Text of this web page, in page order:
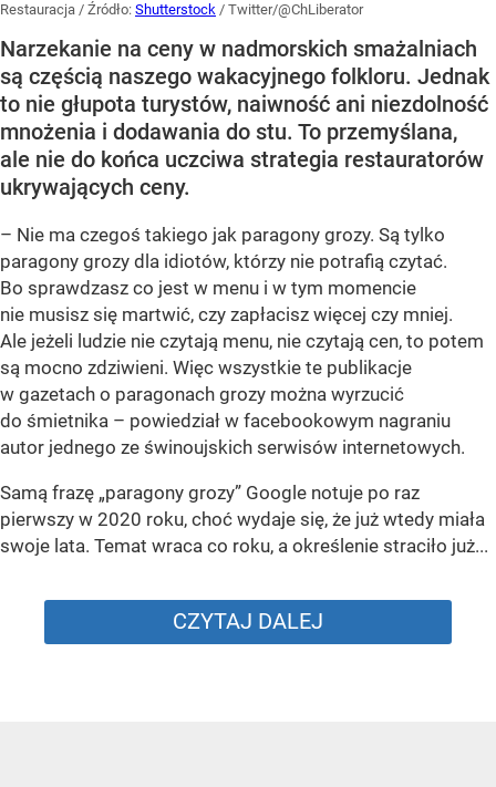
Restauracja / Źródło: Shutterstock / Twitter/@ChLiberator
Narzekanie na ceny w nadmorskich smażalniach
są częścią naszego wakacyjnego folkloru. Jednak
to nie głupota turystów, naiwność ani niezdolność
mnożenia i dodawania do stu. To przemyślana,
ale nie do końca uczciwa strategia restauratorów
ukrywających ceny.
– Nie ma czegoś takiego jak paragony grozy. Są tylko
paragony grozy dla idiotów, którzy nie potrafią czytać.
Bo sprawdzasz co jest w menu i w tym momencie
nie musisz się martwić, czy zapłacisz więcej czy mniej.
Ale jeżeli ludzie nie czytają menu, nie czytają cen, to potem
są mocno zdziwieni. Więc wszystkie te publikacje
w gazetach o paragonach grozy można wyrzucić
do śmietnika – powiedział w facebookowym nagraniu
autor jednego ze świnoujskich serwisów internetowych.
Samą frazę „paragony grozy” Google notuje po raz
pierwszy w 2020 roku, choć wydaje się, że już wtedy miała
swoje lata. Temat wraca co roku, a określenie straciło już...
CZYTAJ DALEJ